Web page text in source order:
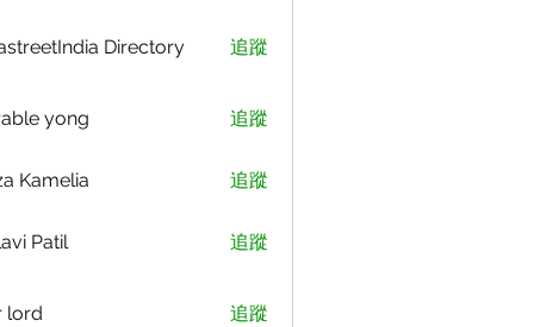
Directory 追蹤
yong 追蹤
Kamelia 追蹤
Patil 追蹤
lord 追蹤